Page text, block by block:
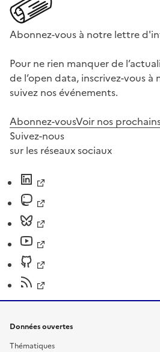
Abonnez-vous à notre lettre
Pour ne rien manquer de
de l’open data, inscrivez-vous
suivez nos événements.
Abonnez-vousVoir nos
Suivez-nous
sur les réseaux sociaux
Données ouvertes
Thématiques